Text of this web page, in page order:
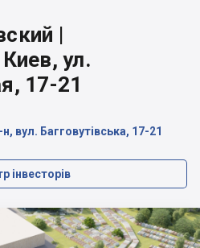
|
ул.
17-21
вул. Багговутівська, 17-21
інвесторів